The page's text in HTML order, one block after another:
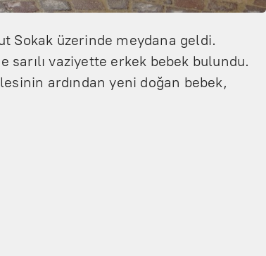
Sokak üzerinde meydana geldi.
vaziyette erkek bebek bulundu.
ardından yeni doğan bebek,
ve NATO’nun işlevi
güncellendi